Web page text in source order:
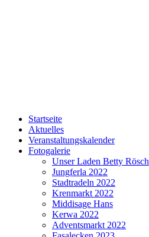
Startseite
Aktuelles
Veranstaltungskalender
Fotogalerie
Unser Laden Betty Rösch
Jungferla 2022
Stadtradeln 2022
Krenmarkt 2022
Middisage Hans
Kerwa 2022
Adventsmarkt 2022